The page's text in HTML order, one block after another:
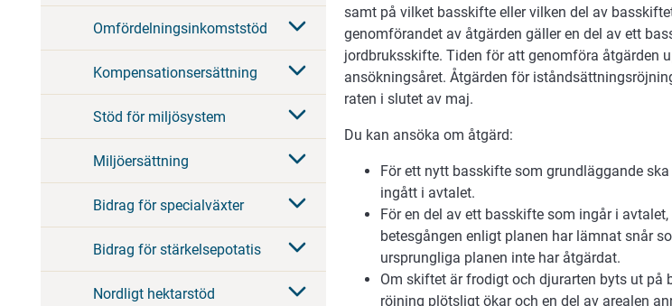
Omfördelningsinkomststöd
Kompensationsersättning
Stöd för miljösystem
Miljöersättning
Bidrag för specialväxter
Bidrag för stärkelsepotatis
Nordligt hektarstöd
samt på vilket basskifte eller vilken del av
genomförandet av åtgärden gäller en del av ett
jordbruksskifte. Tiden för att genomföra åtgärden
ansökningsåret. Åtgärden för
raten i slutet av maj.
Du kan ansöka om åtgärd:
För ett nytt basskifte som grundläggande
ingått i avtalet.
För en del av ett basskifte som ingår i
betesgången enligt planen har lämnat snår
ursprungliga planen inte har åtgärdat.
Om skiftet är frodigt och djurarten byts ut på
röjning plötsligt ökar och en del av arealen